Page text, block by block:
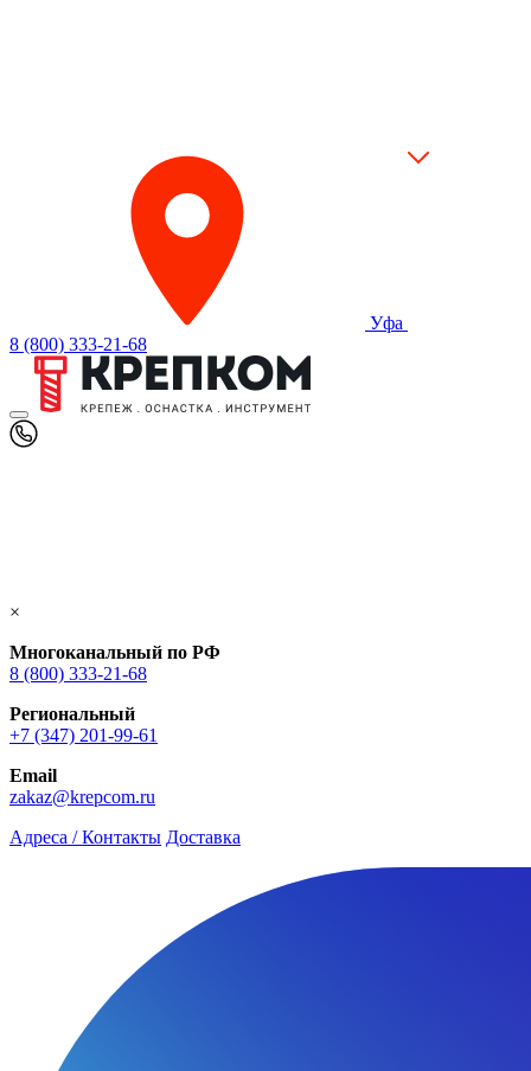
Уфа
8 (800) 333-21-68
×
Многоканальный по РФ
8 (800) 333‑21-68
Региональный
+7 (347) 201-99-61
Email
zakaz@krepcom.ru
Адреса / Контакты Доставка